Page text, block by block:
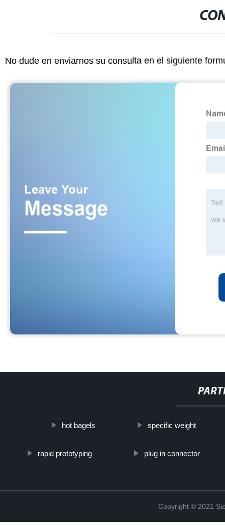
No dude en enviarnos su consulta en el siguiente
hot bagels specific weight
rapid prototyping plug in connector
Copyright © 2021